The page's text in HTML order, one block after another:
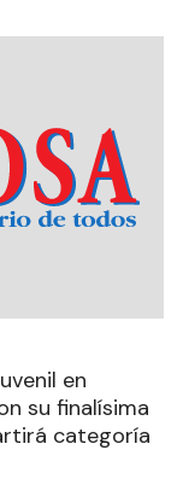
en
su finalísima
categoría